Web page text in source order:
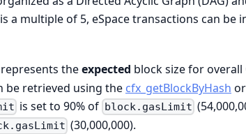
a multiple of 5, eSpace transactions can be
represents theexpected block size for
be retrieved using the cfx_getBlockByHash
is set to 90% of block.gasLimit
(30,000,000).